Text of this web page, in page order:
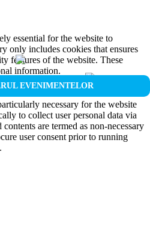
EVENIMENTELOR
essential for the website to
only includes cookies that ensures
features of the website. These
information.
necessary for the website
to collect user personal data via
are termed as non-necessary
user consent prior to running